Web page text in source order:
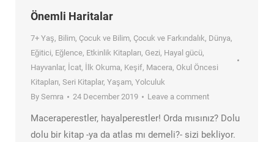
Önemli Haritalar
7+ Yaş, Bilim, Çocuk ve Bilim, Çocuk ve Farkındalık, Dünya,
Eğitici, Eğlence, Etkinlik Kitapları, Gezi, Hayal gücü,
Hayvanlar, İcat, İlk Okuma, Keşif, Macera, Okul Öncesi
Kitapları, Seri Kitaplar, Yaşam, Yolculuk
By Semra 24 December 2019 Leave a comment
Maceraperestler, hayalperestler! Orda mısınız? Dolu
dolu bir kitap -ya da atlas mı demeli?- sizi bekliyor.